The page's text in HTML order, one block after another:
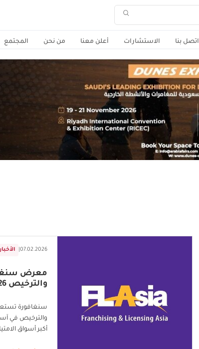
اتصل بنا الاستشارات أعلن معنا من نحن المجتمع
07.02.2026
معرض
والترخيص 2026
سنغافورة
أكبر أسواق